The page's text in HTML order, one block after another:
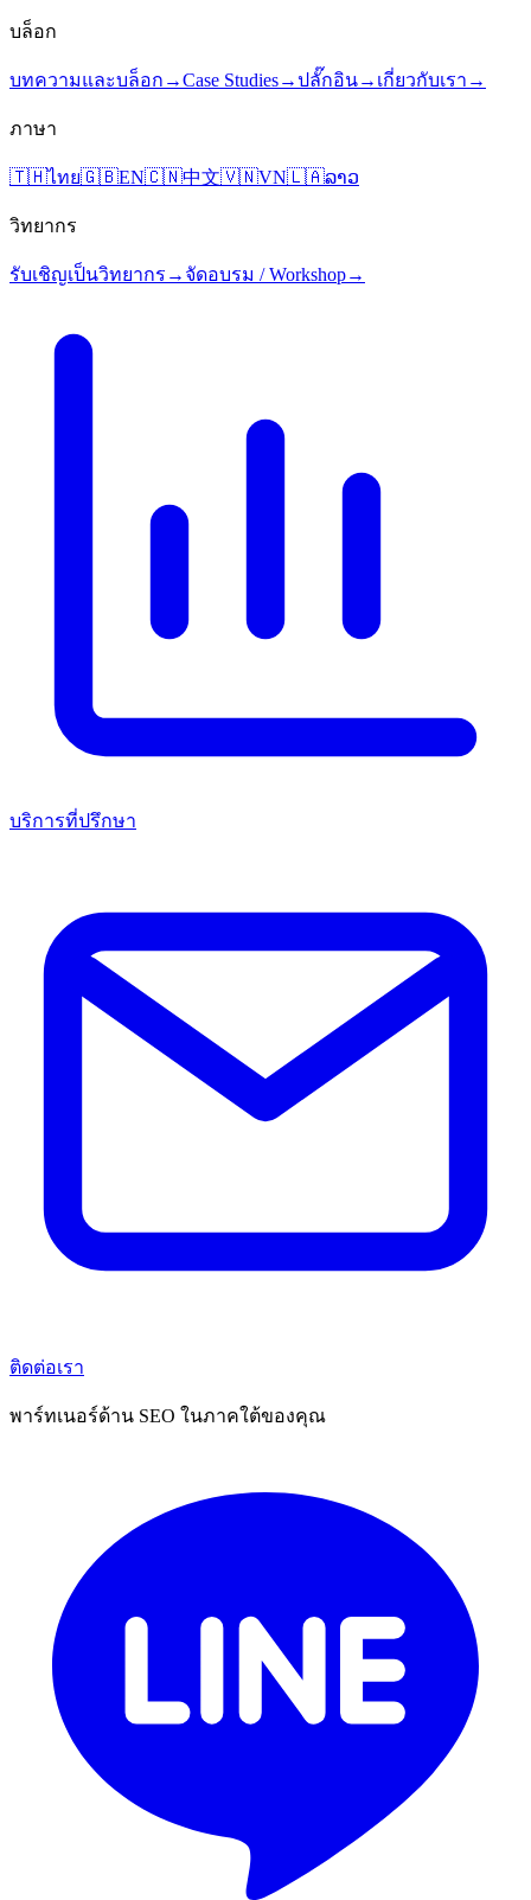
บล็อก
บทความและบล็อก →Case Studies→ปลั๊กอิน→ เกี่ยวกับเรา →
ภาษา
🇹🇭ไทย🇬🇧EN🇨🇳中文🇻🇳VN🇱🇦ລາວ
วิทยากร
รับเชิญเป็นวิทยากร → จัดอบรม / Workshop→
บริการที่ปรึกษา
ติดต่อเรา
พาร์ทเนอร์ด้าน SEO ในภาคใต้ของคุณ